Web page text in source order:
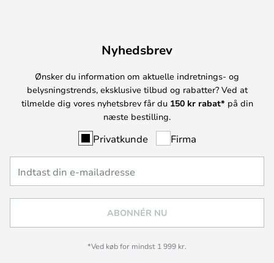
Nyhedsbrev
Ønsker du information om aktuelle indretnings- og
belysningstrends, eksklusive tilbud og rabatter? Ved at
tilmelde dig vores nyhetsbrev får du 150 kr rabat* på din
næste bestilling.
Privatkunde Firma
ABONNÉR NU
*Ved køb for mindst 1 999 kr.